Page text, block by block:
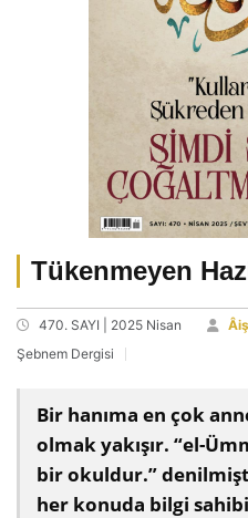
Tükenmeyen
470. SAYI | 2025 Nisan
Şebnem Dergisi
Bir hanıma en çok
olmak yakışır. “el-
bir okuldur.”
her konuda bilgi